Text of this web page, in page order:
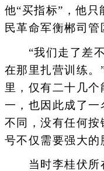
他“买指标”，他
民革命军衡郴司管
“我们走了差不
在那里扎营训练。
里，仅有二十几
一，也因此成了
不同，没有任何
号不仅需要强大的
当时李桂伏所